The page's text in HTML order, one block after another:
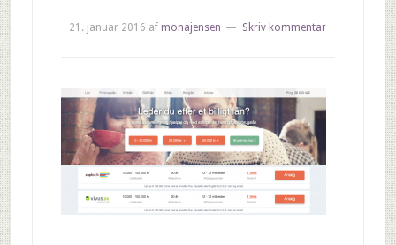
21. januar 2016 af monajensen Skriv kommentar